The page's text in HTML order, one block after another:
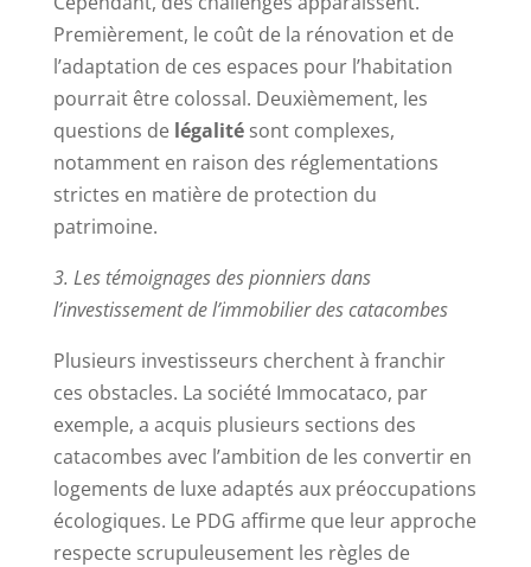
Premièrement, le coût de la rénovation et de
l’adaptation de ces espaces pour l’habitation
pourrait être colossal. Deuxièmement, les
questions de légalitésont complexes,
notamment en raison des réglementations
strictes en matière de protection du
patrimoine.
3. Les témoignages des pionniers dans
l’investissement de l’immobilier des catacombes
Plusieurs investisseurs cherchent à franchir
ces obstacles. La société Immocataco, par
exemple, a acquis plusieurs sections des
catacombes avec l’ambition de les convertir en
logements de luxe adaptés aux préoccupations
écologiques. Le PDG affirme que leur approche
respecte scrupuleusement les règles de